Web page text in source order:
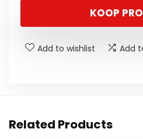
KOOP
Add to wishlist Add
Related Products